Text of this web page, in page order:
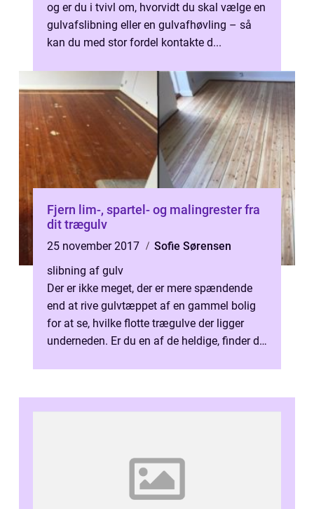
og er du i tvivl om, hvorvidt du skal vælge en
gulvafslibning eller en gulvafhøvling – så
kan du med stor fordel kontakte d...
Fjern lim-, spartel- og malingrester fra
dit trægulv
25 november 2017
Sofie Sørensen
slibning af gulv
Der er ikke meget, der er mere spændende
end at rive gulvtæppet af en gammel bolig
for at se, hvilke flotte trægulve der ligger
underneden. Er du en af de heldige, finder du